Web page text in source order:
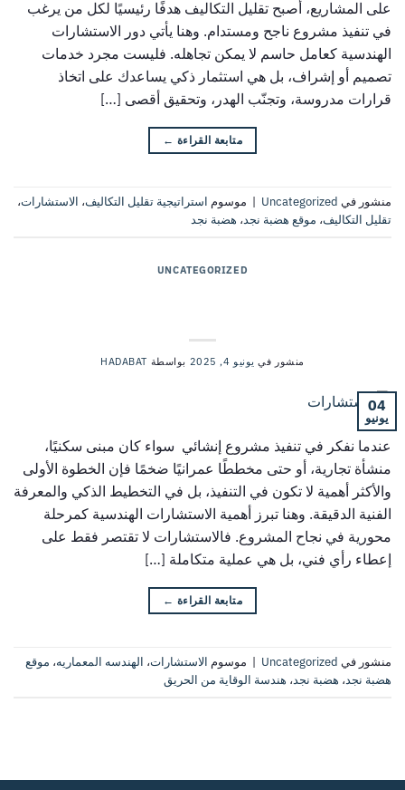
على المشاريع، أصبح تقليل التكاليف هدفًا رئيسيًا لكل من يرغب
في تنفيذ مشروع ناجح ومستدام. وهنا يأتي دور الاستشارات
الهندسية كعامل حاسم لا يمكن تجاهله. فليست مجرد خدمات
تصميم أو إشراف، بل هي استثمار ذكي يساعدك على اتخاذ
قرارات مدروسة، وتجنّب الهدر، وتحقيق أقصى […]
متابعة القراءة ←
منشور في Uncategorized
| موسوم استراتيجية تقليل التكاليف، الاستشارات،
تقليل التكاليف، موقع هضبة نجد، هضبة نجد
UNCATEGORIZED
منشور في يونيو 4, 2025 بواسطة HADABAT
04
يونيو
عندما نفكر في تنفيذ مشروع إنشائي سواء كان مبنى سكنيًا،
منشأة تجارية، أو حتى مخططًا عمرانيًا ضخمًا فإن الخطوة الأولى
والأكثر أهمية لا تكون في التنفيذ، بل في التخطيط الذكي والمعرفة
الفنية الدقيقة. وهنا تبرز أهمية الاستشارات الهندسية كمرحلة
محورية في نجاح المشروع. فالاستشارات لا تقتصر فقط على
إعطاء رأي فني، بل هي عملية متكاملة […]
متابعة القراءة ←
منشور في Uncategorized موسوم الاستشارات، الهندسه المعماريه، موقع
هضبة نجد، هضبة نجد، هندسة الوقاية من الحريق